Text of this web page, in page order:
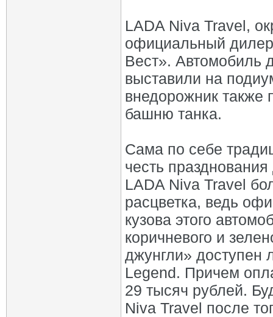
LADA Niva Travel,
официальный
Вест». Автомобиль
выставили на
внедорожник также
башню танка.
Сама по себе
честь
LADA Niva Travel
расцветка, ведь
кузова этого
коричневого и
джунгли» доступен
Legend. Причем
29 тысяч рублей.
Niva Travel после